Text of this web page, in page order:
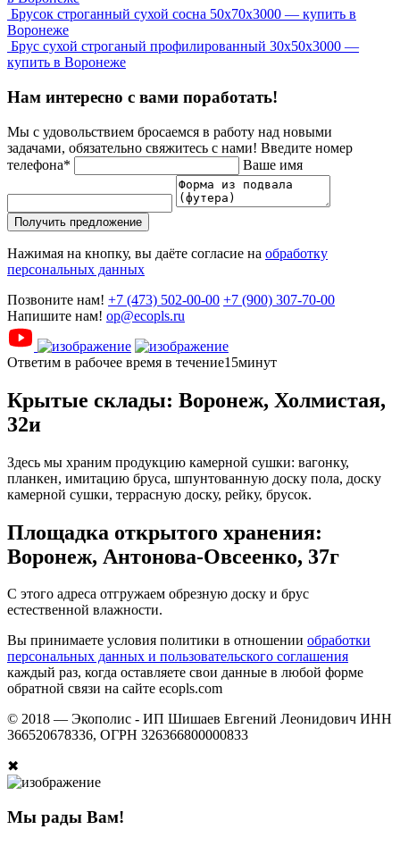
Брусок строганный сухой сосна 50x70x3000 — купить в
Воронеже
Брус сухой строганый профилированный 30х50х3000 —
купить в Воронеже
Нам интересно с вами поработать!
Мы с удовольствием бросаемся в работу над новыми
задачами, обязательно свяжитесь с нами! Введите номер
телефона*
Ваше имя
Получить предложение
Нажимая на кнопку, вы даёте согласие на обработку
персональных данных
Позвоните нам! +7 (473) 502-00-00 +7 (900) 307-70-00
Напишите нам! op@ecopls.ru
Ответим в рабочее время в течение15минут
Крытые склады: Воронеж, Холмистая,
32и
Здесь мы храним продукцию камерной сушки: вагонку,
планкен, имитацию бруса, шпунтованную доску пола, доску
камерной сушки, террасную доску, рейку, брусок.
Площадка открытого хранения:
Воронеж, Антонова-Овсеенко, 37г
С этого адреса отгружаем обрезную доску и брус
естественной влажности.
Вы принимаете условия политики в отношении обработки
персональных данных и пользовательского соглашения
каждый раз, когда оставляете свои данные в любой форме
обратной связи на сайте ecopls.com
© 2018 — Экополис - ИП Шишаев Евгений Леонидович ИНН
366520678336, ОГРН 326366800000833
✖
Мы рады Вам!